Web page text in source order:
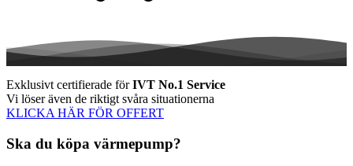
Exklusivt certifierade förIVT No.1 Service
Vi löser även de riktigt svåra situationerna
KLICKA HÄR FÖR OFFERT
Ska du köpa värmepump?